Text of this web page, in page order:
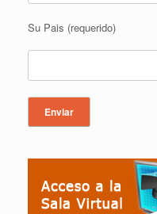
Su Pais (requerido)